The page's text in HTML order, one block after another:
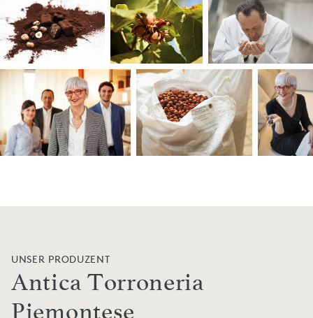
UNSER PRODUZENT
Antica Torroneria
Piemontese